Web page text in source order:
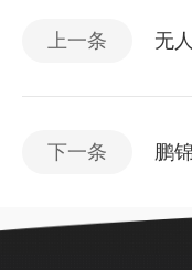
上一条 无
下一条 鹏